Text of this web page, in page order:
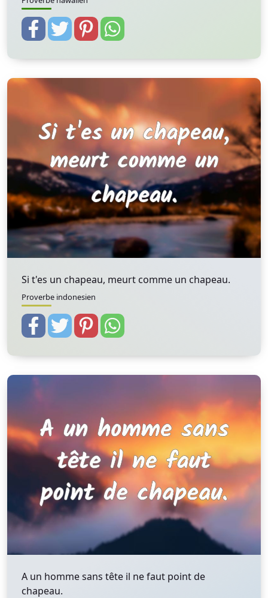
Si t'es un chapeau, meurt comme un chapeau.
Proverbe indonesien
A un homme sans tête il ne faut point de
chapeau.